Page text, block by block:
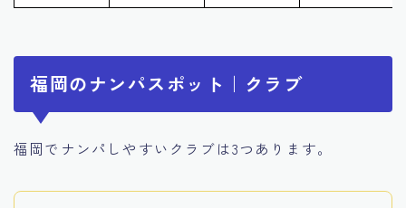
福岡のナンパスポット｜クラブ
福岡でナンパしやすいクラブは3つあります。